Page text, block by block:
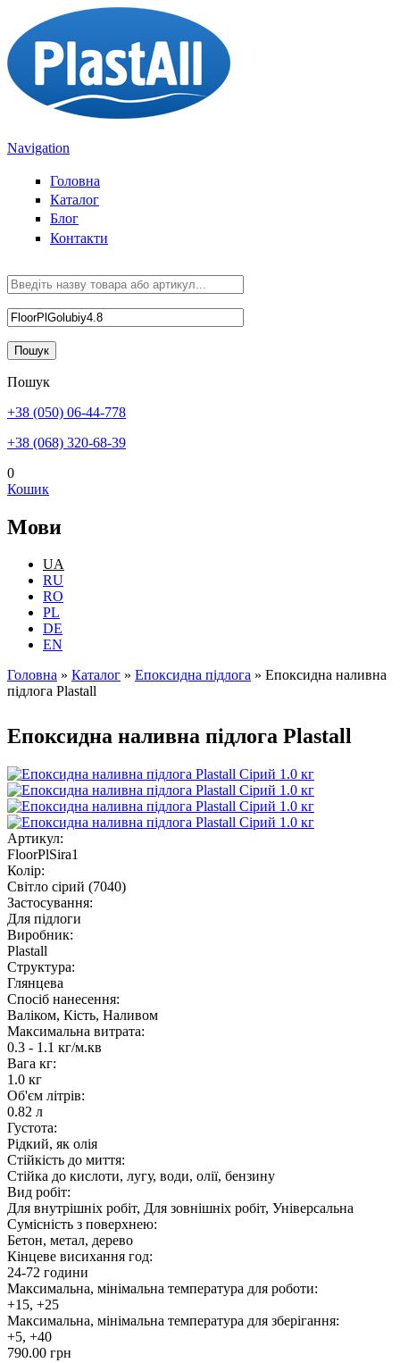
Перейти до основного вмісту
Navigation
Головна
Каталог
Блог
Контакти
Пошук
+38 (050) 06-44-778
+38 (068) 320-68-39
0
Кошик
Мови
UA
RU
RO
PL
DE
EN
Ви є тут
Головна » Каталог » Епоксидна підлога » Епоксидна наливна
підлога Plastall
Епоксидна наливна підлога Plastall
Артикул:
FloorPlSira1
Колір:
Світло сірий (7040)
Застосування:
Для підлоги
Виробник:
Plastall
Структура:
Глянцева
Спосіб нанесення:
Валіком, Кість, Наливом
Максимальна витрата:
0.3 - 1.1 кг/м.кв
Вага кг:
1.0 кг
Об'єм літрів:
0.82 л
Густота:
Рідкий, як олія
Стійкість до миття:
Стійка до кислоти, лугу, води, олії, бензину
Вид робіт:
Для внутрішніх робіт, Для зовнішніх робіт, Універсальна
Сумісність з поверхнею:
Бетон, метал, дерево
Кінцеве висихання год:
24-72 години
Максимальна, мінімальна температура для роботи:
+15, +25
Максимальна, мінімальна температура для зберігання:
+5, +40
790.00 грн